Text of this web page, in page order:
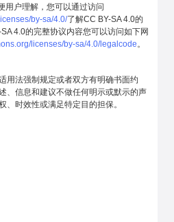
用户理解，您可以通过访问
by-sa/4.0/了解CC BY-SA 4.0的
4.0的完整协议内容您可以访问如下网
licenses/by-sa/4.0/legalcode。
用法强制规定或者双方有明确书面约
、信息和建议不做任何明示或默示的声
、时效性或满足特定目的担保。